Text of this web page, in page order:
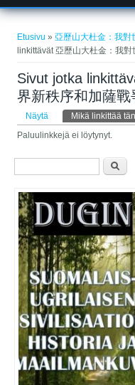
Etusivu »亞歷山大杜金：我對
linkittävät 亞歷山大杜金：我
Sivut jotka
界新秩序和加薩戰
Ensisijaiset
Näytä Mikä linkittää
Paluulinkkejä ei löytynyt.